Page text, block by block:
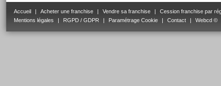
Accueil | Acheter une franchise | Vendre sa franchise |
Cession franchise par
Mentions légales
| RGPD / GDPR | Paramétrage Cookie | Contact | Webcd ©